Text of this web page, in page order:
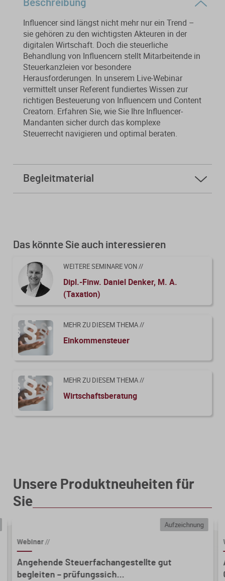
Der DWS StBVV-Rechner
unterstützt Sie bei der schnellen
und korrekten
Gebührenberechnung.
Alle Fachmedien
Erscheint in Kürze
Neuheiten
Von der Ausbildung bis zur
erfolgreichen Prüfung – entdecken
Sie unsere Ausbildungsbegleitung
für Steuerfachangestellte.
Alle Weiterbildungen
Erscheint in Kürze
Neuheiten
Sanierungsberatung
Wirtschaftsberatung
Existenzgründung
Alle Produkte
Aktuelles Programm
Beschreibung
Influencer sind längst nicht mehr nur ein Trend –
sie gehören zu den wichtigsten Akteuren in der
digitalen Wirtschaft. Doch die steuerliche
Behandlung von Influencern stellt Mitarbeitende in
Steuerkanzleien vor besondere
Herausforderungen. In unserem Live-Webinar
vermittelt unser Referent fundiertes Wissen zur
richtigen Besteuerung von Influencern und Content
Creatorn. Erfahren Sie, wie Sie Ihre Influencer-
Mandanten sicher durch das komplexe
Steuerrecht navigieren und optimal beraten.
Begleitmaterial
Das könnte Sie auch interessieren
WEITERE SEMINARE VON //
Dipl.-Finw. Daniel Denker, M. A.
(Taxation)
MEHR ZU DIESEM THEMA //
Einkommensteuer
MEHR ZU DIESEM THEMA //
Wirtschaftsberatung
Unsere Produktneuheiten für
Sie
Aufzeichnung
Webinar//
Angehende Steuerfachangestellte gut
begleiten – prüfungssich...